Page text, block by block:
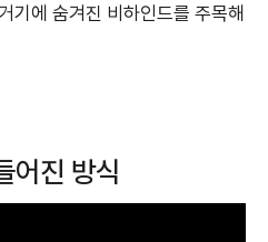
기에 숨겨진 비하인드를 주목해
어진 방식